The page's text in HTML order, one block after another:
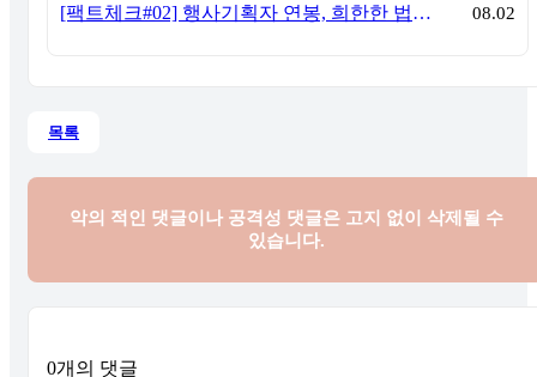
[팩트체크#02] 행사기획자 연봉, 희한한 법칙~ '첨에는 비실, 3년만 지나면 튼실' 08.02
목록
악의 적인 댓글이나 공격성 댓글은 고지 없이 삭제될 수
있습니다.
0개의 댓글